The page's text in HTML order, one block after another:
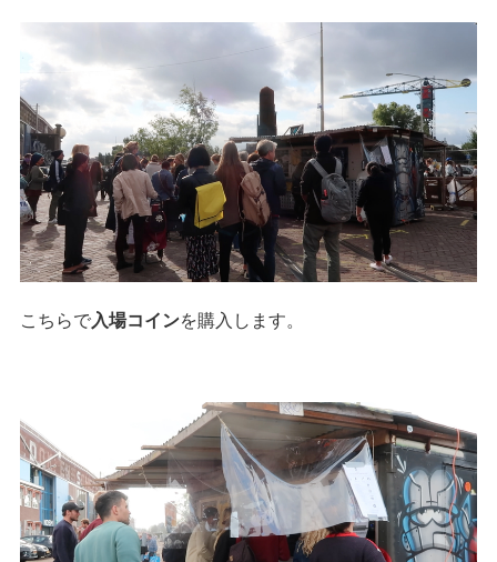
こちらで入場コインを購入します。